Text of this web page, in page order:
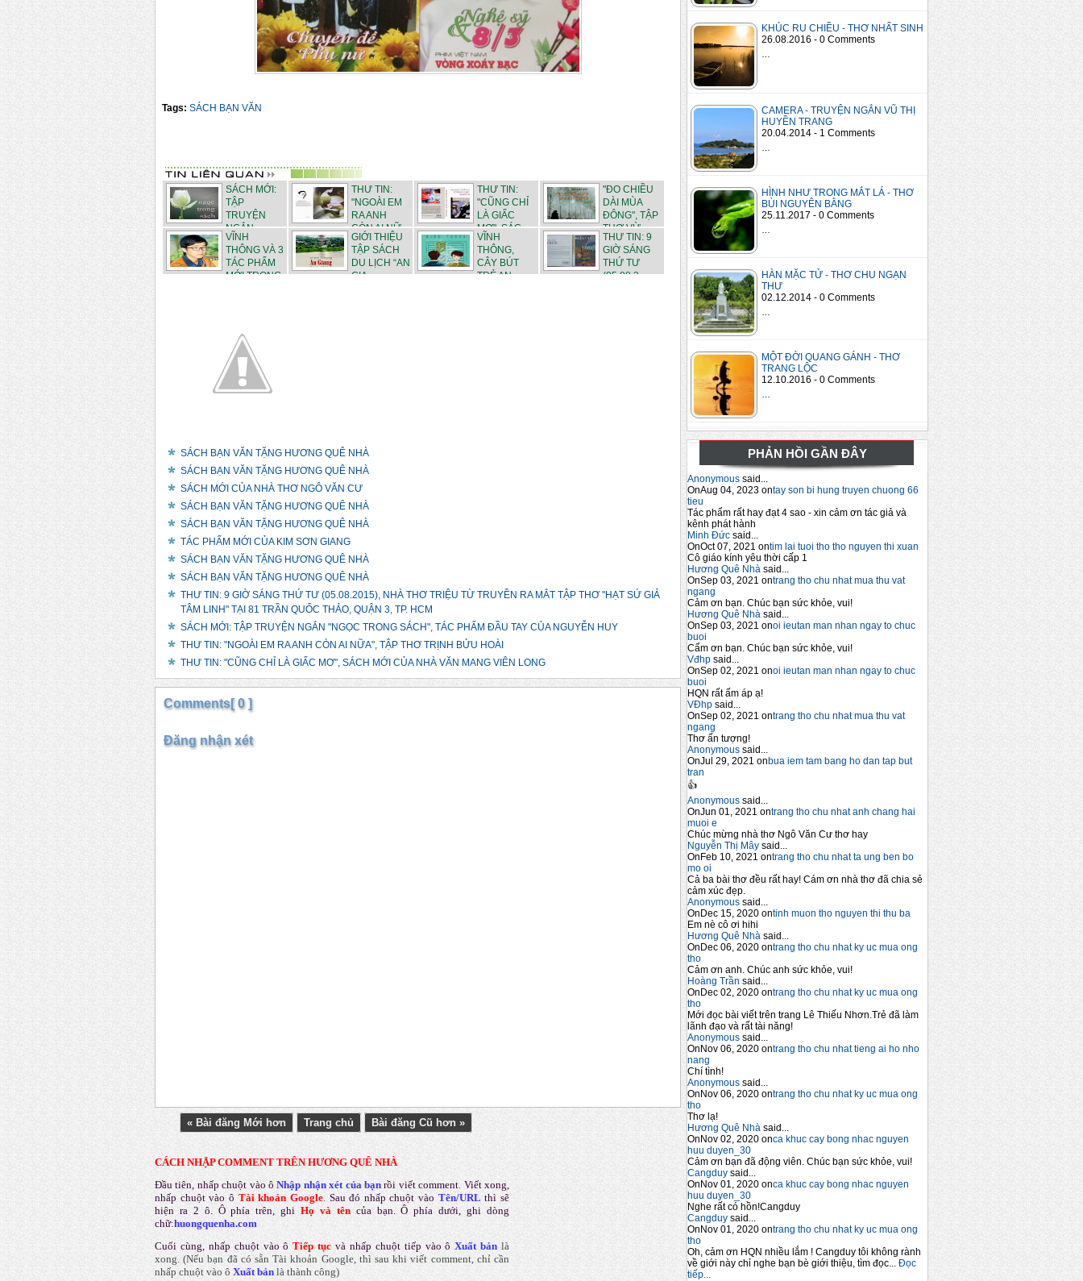
KHÚC RU CHIỀU - THƠ NHẤT SINH
26.08.2016 - 0 Comments
CAMERA - TRUYỆN NGẮN VŨ THỊ
HUYỀN TRANG
20.04.2014 - 1 Comments
HÌNH NHƯ TRONG MẮT LÁ - THƠ
BÙI NGUYÊN BẰNG
25.11.2017 - 0 Comments
HÀN MẶC TỬ - THƠ CHU NGẠN
THƯ
02.12.2014 - 0 Comments
MỘT ĐỜI QUANG GÁNH - THƠ
TRANG LỘC
12.10.2016 - 0 Comments
PHẢN HỒI GẦN ĐÂY
Anonymous said...
OnAug 04, 2023 ontay son bi hung truyen chuong 66
tieu
Tác phẩm rất hay đạt 4 sao - xin cảm ơn tác giả và
kênh phát hành
Minh Đức said...
OnOct 07, 2021 ontim lai tuoi tho tho nguyen thi xuan
Cô giáo kính yêu thời cấp 1
Hương Quê Nhà said...
OnSep 03, 2021 ontrang tho chu nhat mua thu vat
ngang
Cảm ơn bạn. Chúc bạn sức khỏe, vui!
Hương Quê Nhà said...
OnSep 03, 2021 onoi ieutan man nhan ngay to chuc
buoi
Cẩm ơn bạn. Chúc bạn sức khỏe, vui!
Vđhp said...
OnSep 02, 2021 onoi ieutan man nhan ngay to chuc
buoi
HQN rất ấm áp ạ!
VĐhp said...
OnSep 02, 2021 ontrang tho chu nhat mua thu vat
ngang
Thơ ấn tượng!
Anonymous said...
OnJul 29, 2021 onbua iem tam bang ho dan tap but
tran
👍
Anonymous said...
OnJun 01, 2021 ontrang tho chu nhat anh chang hai
muoi e
Chúc mừng nhà thơ Ngô Văn Cư thơ hay
Nguyễn Thị Mây said...
OnFeb 10, 2021 ontrang tho chu nhat ta ung ben bo
mo oi
Cả ba bài thơ đều rất hay! Cám ơn nhà thơ đã chia sẻ
cảm xúc đẹp.
Anonymous said...
OnDec 15, 2020 ontinh muon tho nguyen thi thu ba
Em nè cô ơi hihi
Hương Quê Nhà said...
OnDec 06, 2020 ontrang tho chu nhat ky uc mua ong
tho
Cảm ơn anh. Chúc anh sức khỏe, vui!
Hoàng Trần said...
OnDec 02, 2020 ontrang tho chu nhat ky uc mua ong
tho
Mới đọc bài viết trên trang Lê Thiếu Nhơn.Trẻ đã làm
lãnh đạo và rất tài năng!
Anonymous said...
OnNov 06, 2020 ontrang tho chu nhat tieng ai ho nho
nang
Chí tình!
Anonymous said...
OnNov 06, 2020 ontrang tho chu nhat ky uc mua ong
tho
Thơ lạ!
Hương Quê Nhà said...
OnNov 02, 2020 onca khuc cay bong nhac nguyen
huu duyen_30
Cảm ơn bạn đã động viên. Chúc bạn sức khỏe, vui!
Cangduy said...
OnNov 01, 2020 onca khuc cay bong nhac nguyen
huu duyen_30
Nghe rất có hồn!Cangduy
Cangduy said...
OnNov 01, 2020 ontrang tho chu nhat ky uc mua ong
tho
Oh, cảm ơn HQN nhiều lắm ! Cangduy tôi không rành
về giới này chỉ nghe bạn bè giới thiệu, tìm đọc... Đọc
tiếp...
Tags: SÁCH BẠN VĂN
SÁCH MỚI:
TẬP
TRUYỆN
NGẮN
"NGỌC TRO...
THƯ TIN:
"NGOÀI EM
RA ANH
CÒN AI NỮ...
THƯ TIN:
"CŨNG CHỈ
LÀ GIẤC
MƠ", SÁC...
"ĐO CHIỀU
DÀI MÙA
ĐÔNG", TẬP
THƠ VỪ...
VĨNH
THÔNG VÀ 3
TÁC PHẨM
MỚI TRONG
GIỚI THIỆU
TẬP SÁCH
DU LỊCH “AN
GIA...
VĨNH
THÔNG,
CÂY BÚT
TRẺ AN
THƯ TIN: 9
GIỜ SÁNG
THỨ TƯ
(05.08.2...
SÁCH BẠN VĂN TẶNG HƯƠNG QUÊ NHÀ
SÁCH BẠN VĂN TẶNG HƯƠNG QUÊ NHÀ
SÁCH MỚI CỦA NHÀ THƠ NGÔ VĂN CƯ
SÁCH BẠN VĂN TẶNG HƯƠNG QUÊ NHÀ
SÁCH BẠN VĂN TẶNG HƯƠNG QUÊ NHÀ
TÁC PHẨM MỚI CỦA KIM SƠN GIANG
SÁCH BẠN VĂN TẶNG HƯƠNG QUÊ NHÀ
SÁCH BẠN VĂN TẶNG HƯƠNG QUÊ NHÀ
THƯ TIN: 9 GIỜ SÁNG THỨ TƯ (05.08.2015), NHÀ THƠ TRIỆU TỪ TRUYỀN RA MẮT TẬP THƠ "HẠT SỨ GIẢ
TÂM LINH" TẠI 81 TRẦN QUỐC THẢO, QUẬN 3, TP. HCM
SÁCH MỚI: TẬP TRUYỆN NGẮN "NGỌC TRONG SÁCH", TÁC PHẨM ĐẦU TAY CỦA NGUYỄN HUY
THƯ TIN: "NGOÀI EM RA ANH CÒN AI NỮA", TẬP THƠ TRỊNH BỬU HOÀI
THƯ TIN: "CŨNG CHỈ LÀ GIẤC MƠ", SÁCH MỚI CỦA NHÀ VĂN MANG VIÊN LONG
Comments[ 0 ]
Đăng nhận xét
« Bài đăng Mới hơn Trang chủ Bài đăng Cũ hơn »
CÁCH NHẬP COMMENT TRÊN HƯƠNG QUÊ NHÀ
Đầu tiên, nhấp chuột vào ô Nhập nhận xét của bạn rồi viết comment. Viết xong,
nhấp chuột vào ô Tài khoản Google. Sau đó nhấp chuột vào Tên/URL thì sẽ
hiện ra 2 ô. Ô phía trên, ghiHọ và tên của bạn. Ô phía dưới, ghi dòng
chữ:huongquenha.com
Cuối cùng, nhấp chuột vào ô Tiếp tục và nhấp chuột tiếp vào ôXuất bản là
xong.(Nếu bạn đã có sẵn Tài khoản Google, thì sau khi viết comment, chỉ cần
nhấp chuột vào ôXuất bản là thành công)